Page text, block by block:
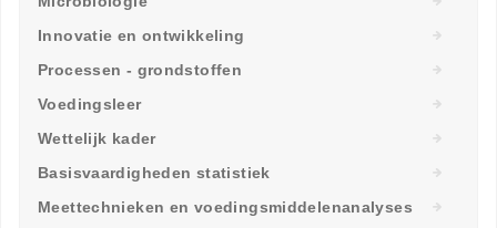
Innovatie en ontwikkeling
Processen - grondstoffen
Voedingsleer
Wettelijk kader
Basisvaardigheden statistiek
Meettechnieken en voedingsmiddelenanalyses